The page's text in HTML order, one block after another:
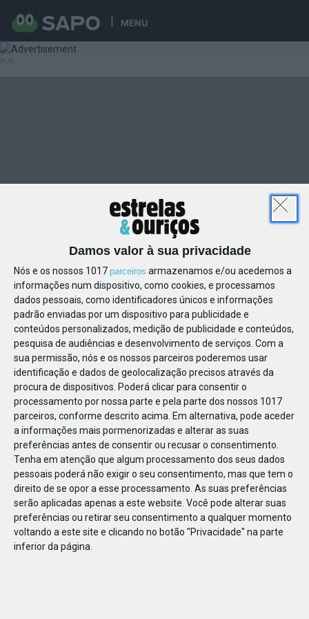
MENU
Damos valor à sua privacidade
Nós e os nossos 1017 parceiros armazenamos e/ou acedemos a
informações num dispositivo, como cookies, e processamos
dados pessoais, como identificadores únicos e informações
padrão enviadas por um dispositivo para publicidade e
conteúdos personalizados, medição de publicidade e conteúdos,
pesquisa de audiências e desenvolvimento de serviços. Com a
sua permissão, nós e os nossos parceiros poderemos usar
identificação e dados de geolocalização precisos através da
procura de dispositivos. Poderá clicar para consentir o
processamento por nossa parte e pela parte dos nossos 1017
parceiros, conforme descrito acima. Em alternativa, pode aceder
a informações mais pormenorizadas e alterar as suas
preferências antes de consentir ou recusar o consentimento.
Tenha em atenção que algum processamento dos seus dados
pessoais poderá não exigir o seu consentimento, mas que tem o
direito de se opor a esse processamento. As suas preferências
serão aplicadas apenas a este website. Você pode alterar suas
preferências ou retirar seu consentimento a qualquer momento
voltando a este site e clicando no botão "Privacidade" na parte
inferior da página.
850971281872587